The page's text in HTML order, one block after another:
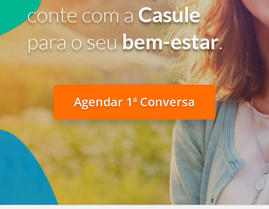
conte com a Casule
para o seubem-estar.
Agendar 1ª Conversa